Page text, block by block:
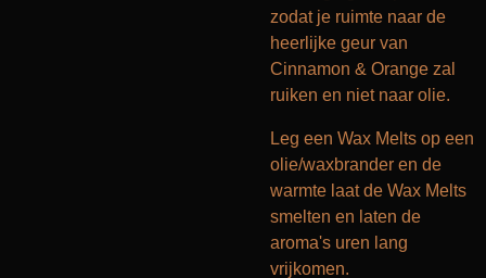
zodat je ruimte naar de
heerlijke geur van
Cinnamon & Orange zal
ruiken en niet naar olie.
Leg een Wax Melts op een
olie/waxbrander en de
warmte laat de Wax Melts
smelten en laten de
aroma's uren lang
vrijkomen.